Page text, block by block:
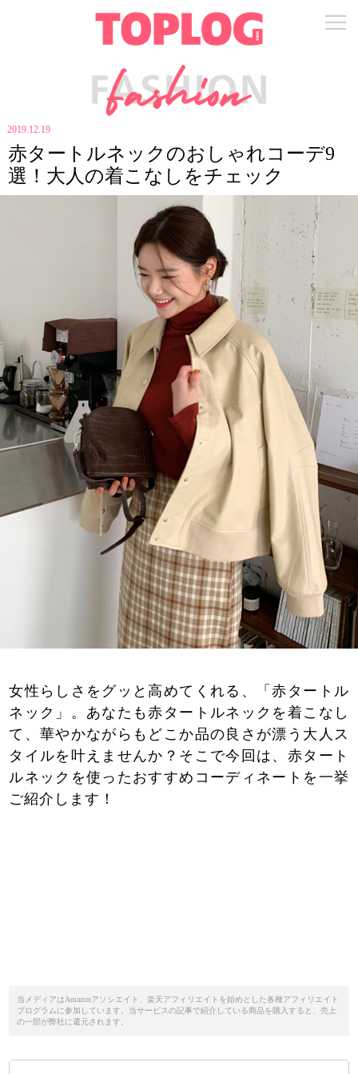
2019.12.19
赤タートルネックのおしゃれコーデ9
選！大人の着こなしをチェック
女性らしさをグッと高めてくれる、「赤タートル
ネック」。あなたも赤タートルネックを着こなし
て、華やかながらもどこか品の良さが漂う大人ス
タイルを叶えませんか？そこで今回は、赤タート
ルネックを使ったおすすめコーディネートを一挙
ご紹介します！
当メディアはAmazonアソシエイト、楽天アフィリエイトを始めとした各種アフィリエイト
プログラムに参加しています。当サービスの記事で紹介している商品を購入すると、売上
の一部が弊社に還元されます。